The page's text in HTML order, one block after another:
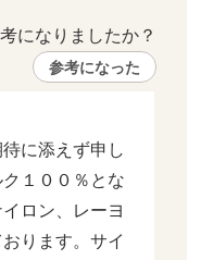
になりましたか？
参考になった
に添えず申し
１００％とな
ロン、レーヨ
ります。サイ